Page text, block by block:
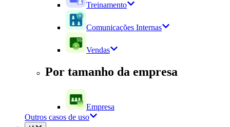
Treinamento
Comunicações Internas
Vendas
Por tamanho da empresa
Empresa
Outros casos de uso